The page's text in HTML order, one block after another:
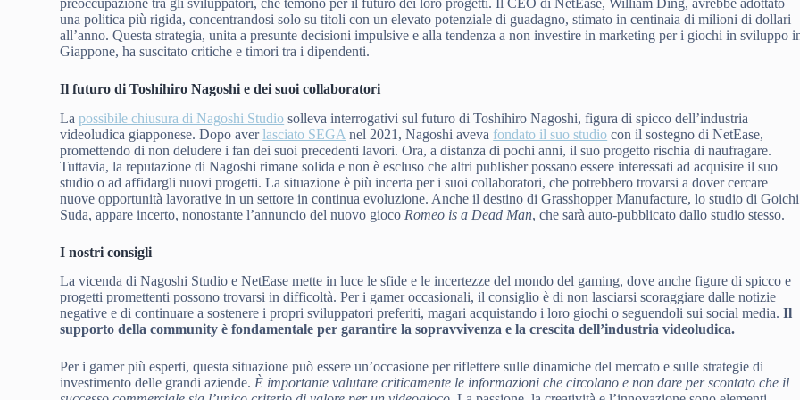
una politica più rigida, concentrandosi solo su titoli con un elevato potenziale di guadagno, stimato in centinaia di milioni di dollari
all’anno. Questa strategia, unita a presunte decisioni impulsive e alla tendenza a non investire in marketing per i giochi in sviluppo
Giappone, ha suscitato critiche e timori tra i dipendenti.
Il futuro di Toshihiro Nagoshi e dei suoi collaboratori
Lapossibile chiusura di Nagoshi Studio solleva interrogativi sul futuro di Toshihiro Nagoshi, figura di spicco dell’industria
videoludica giapponese. Dopo averlasciato SEGA nel 2021, Nagoshi aveva fondato il suo studio con il sostegno di NetEase,
promettendo di non deludere i fan dei suoi precedenti lavori. Ora, a distanza di pochi anni, il suo progetto rischia di naufragare.
Tuttavia, la reputazione di Nagoshi rimane solida e non è escluso che altri publisher possano essere interessati ad acquisire il suo
studio o ad affidargli nuovi progetti. La situazione è più incerta per i suoi collaboratori, che potrebbero trovarsi a dover cercare
nuove opportunità lavorative in un settore in continua evoluzione. Anche il destino di Grasshopper Manufacture, lo studio di Goichi
Suda, appare incerto, nonostante l’annuncio del nuovo gioco Romeo is a Dead Man, che sarà auto-pubblicato dallo studio stesso.
I nostri consigli
La vicenda di Nagoshi Studio e NetEase mette in luce le sfide e le incertezze del mondo del gaming, dove anche figure di spicco e
progetti promettenti possono trovarsi in difficoltà. Per i gamer occasionali, il consiglio è di non lasciarsi scoraggiare dalle notizie
negative e di continuare a sostenere i propri sviluppatori preferiti, magari acquistando i loro giochi o seguendoli sui social media.Il
supporto della community è fondamentale per garantire la sopravvivenza e la crescita dell’industria videoludica.
Per i gamer più esperti, questa situazione può essere un’occasione per riflettere sulle dinamiche del mercato e sulle strategie di
investimento delle grandi aziende. È importante valutare criticamente le informazioni che circolano e non dare per scontato che il